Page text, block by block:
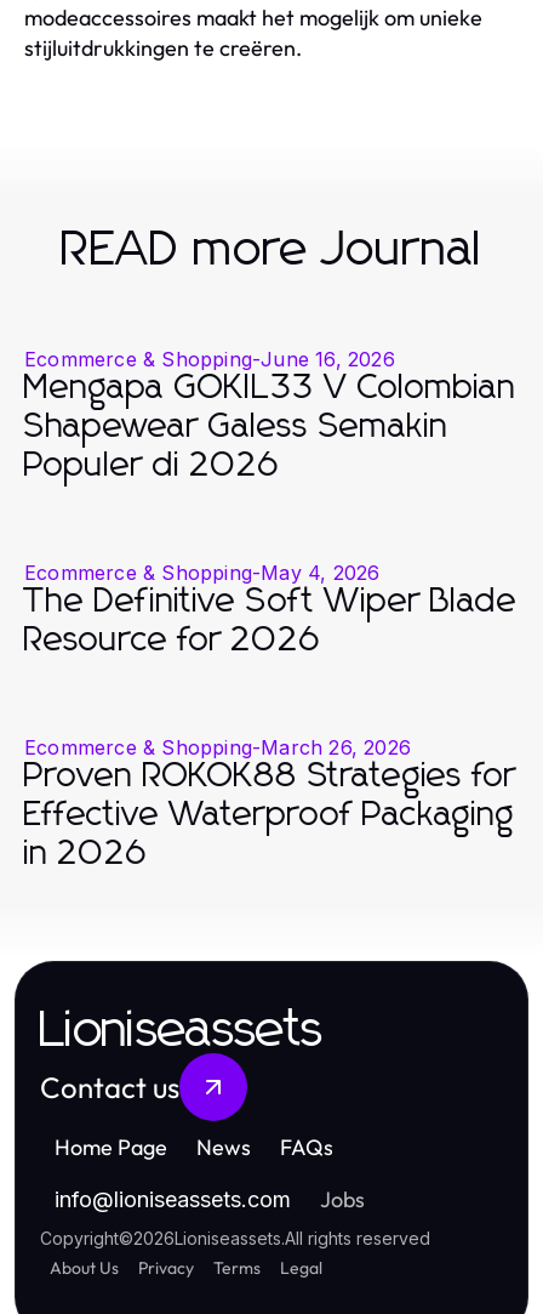
modeaccessoires maakt het mogelijk om unieke
stijluitdrukkingen te creëren.
READ more Journal
Ecommerce & Shopping-June 16, 2026
Mengapa GOKIL33 V Colombian
Shapewear Galess Semakin
Populer di 2026
Ecommerce & Shopping-May 4, 2026
The Definitive Soft Wiper Blade
Resource for 2026
Ecommerce & Shopping-March 26, 2026
Proven ROKOK88 Strategies for
Effective Waterproof Packaging
in 2026
Lioniseassets
Contact us
Home Page News FAQs
info@lioniseassets.com Jobs
Copyright©2026Lioniseassets.All rights reserved
About Us Privacy Terms Legal